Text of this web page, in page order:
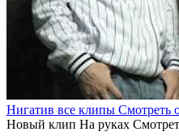
Нигатив все клипы Смотреть
Новый клип На руках